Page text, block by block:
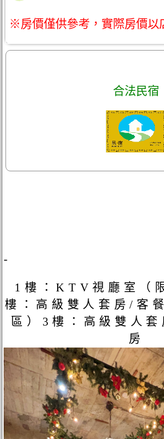
※房價僅供參考，實際房價
合法民宿
-
1樓：KTV視廳室（
樓：高級雙人套房/客
區）3樓：高級雙人
房